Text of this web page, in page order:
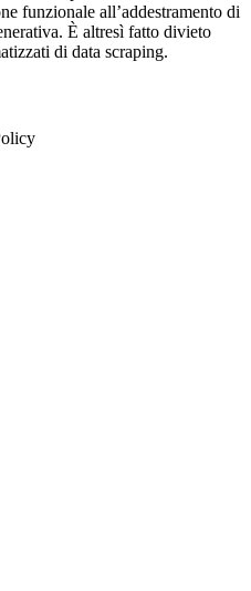
funzionale all’addestramento di
È altresì fatto divieto
di data scraping.